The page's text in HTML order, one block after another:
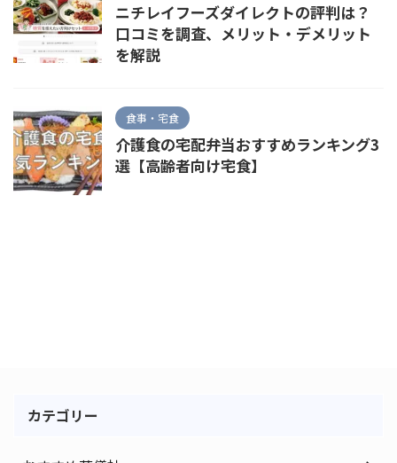
ニチレイフーズダイレクトの評判は？
口コミを調査、メリット・デメリット
を解説
食事・宅食
介護食の宅配弁当おすすめランキング3
選【高齢者向け宅食】
カテゴリー